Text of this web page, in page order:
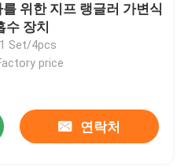
위한 지프 랭글러 가변식
수 장치
1 Set/4pcs
price
연락처